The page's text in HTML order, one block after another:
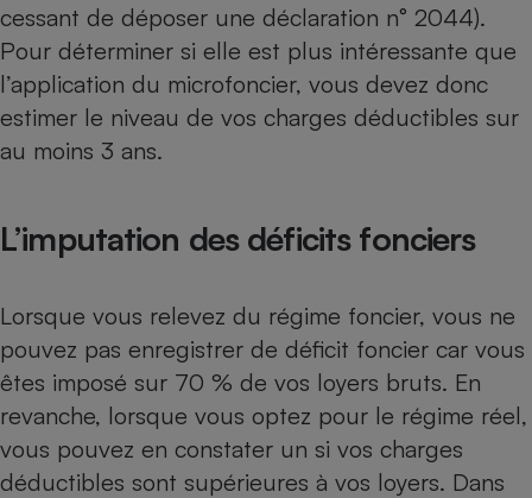
cessant de déposer une déclaration n° 2044).
Pour déterminer si elle est plus intéressante que
l’application du microfoncier, vous devez donc
estimer le niveau de vos charges déductibles sur
au moins 3 ans.
L’imputation des déficits fonciers
Lorsque vous relevez du régime foncier, vous ne
pouvez pas enregistrer de déficit foncier car vous
êtes imposé sur 70 % de vos loyers bruts. En
revanche, lorsque vous optez pour le régime réel,
vous pouvez en constater un si vos charges
déductibles sont supérieures à vos loyers. Dans